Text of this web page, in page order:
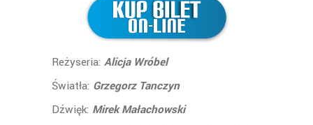
Reżyseria: Alicja Wróbel
Światła: Grzegorz Tanczyn
Dźwięk: Mirek Małachowski